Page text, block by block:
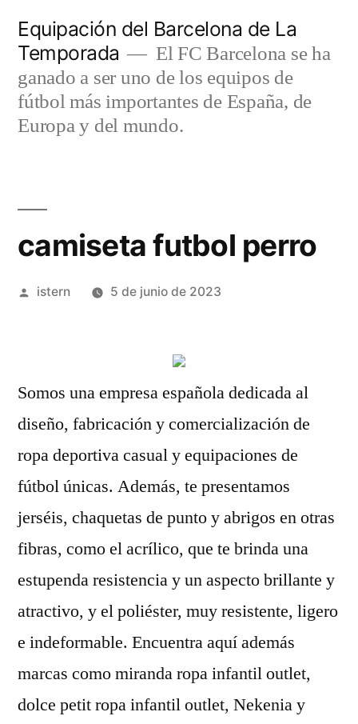
contenido
Equipación del Barcelona de La
Temporada
El FC Barcelona se ha
ganado a ser uno de los equipos de
fútbol más importantes de España, de
Europa y del mundo.
camiseta futbol perro
Publicado
istern 5 de junio de 2023
Somos una empresa española dedicada al
diseño, fabricación y comercialización de
ropa deportiva casual y equipaciones de
fútbol únicas. Además, te presentamos
jerséis, chaquetas de punto y abrigos en otras
fibras, como el acrílico, que te brinda una
estupenda resistencia y un aspecto brillante y
atractivo, y el poliéster, muy resistente, ligero
e indeformable. Encuentra aquí además
marcas como miranda ropa infantil outlet,
dolce petit ropa infantil outlet, Nekenia y